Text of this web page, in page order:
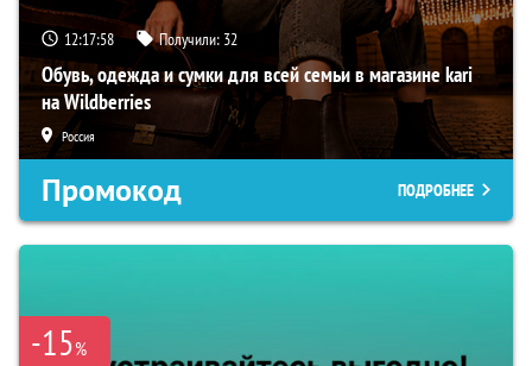
12:17:57 Получили: 32
Обувь, одежда и сумки для всей семьи в магазине kari
на Wildberries
Россия
Промокод ПОДРОБНЕЕ
-15%